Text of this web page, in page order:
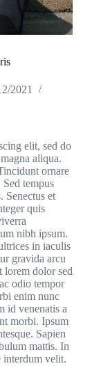
2021
elit, sed do
aliqua.
ornare
Sed tempus
Senectus et
quis
nibh ipsum.
in iaculis
gravida arcu
lorem dolor sed
odio tempor
enim nunc
id venenatis a
morbi. Ipsum
Sapien
mattis. In
interdum velit.